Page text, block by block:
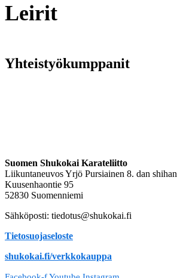
Leirit
Yhteistyökumppanit
Suomen Shukokai Karateliitto
Liikuntaneuvos Yrjö Pursiainen 8. dan shihan
Kuusenhaontie 95
52830 Suomenniemi
Sähköposti: tiedotus@shukokai.fi
Tietosuojaseloste
shukokai.fi/verkkokauppa